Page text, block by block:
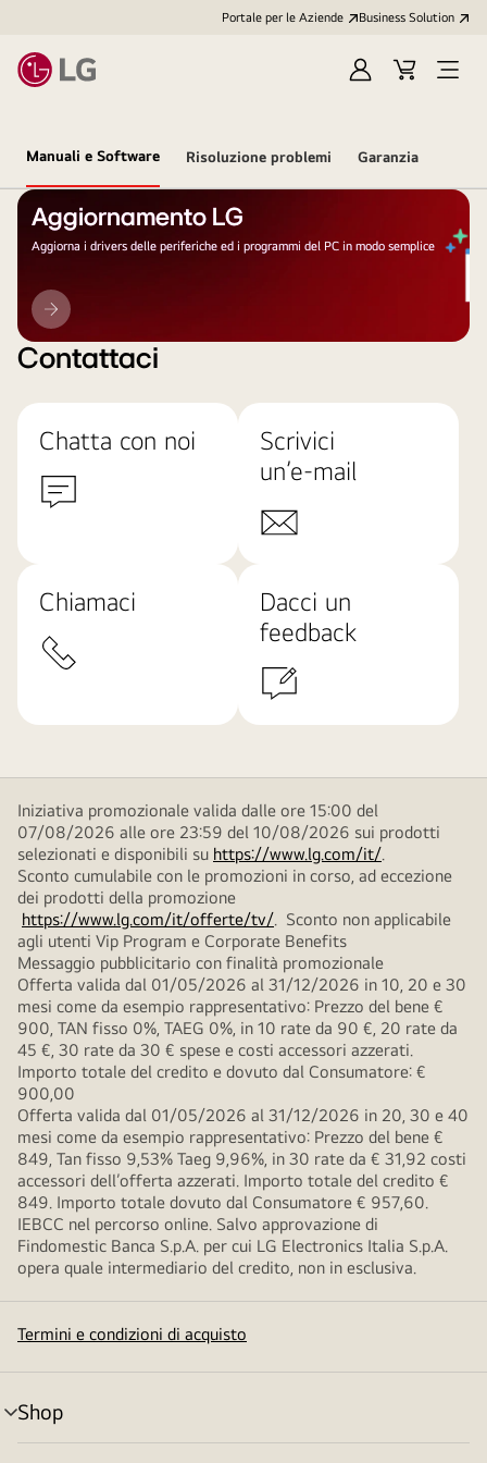
Portale per le Aziende Business Solution
AccediCart
Open
Manuali e Software Risoluzione problemi Garanzia
Aggiornamento LG
Aggiorna i drivers delle periferiche ed i programmi del PC in modo semplice
Aggiornamento
LG
Contattaci
Chatta con noi
Scrivici
un’e-mail
Chiamaci
Dacci un
feedback
Iniziativa promozionale valida dalle ore 15:00 del
07/08/2026 alle ore 23:59 del 10/08/2026 sui prodotti
selezionati e disponibili su https://www.lg.com/it/.
Sconto cumulabile con le promozioni in corso, ad eccezione
dei prodotti della promozione
https://www.lg.com/it/offerte/tv/. Sconto non applicabile
agli utenti Vip Program e Corporate Benefits
Messaggio pubblicitario con finalità promozionale
Offerta valida dal 01/05/2026 al 31/12/2026 in 10, 20 e 30
mesi come da esempio rappresentativo: Prezzo del bene €
900, TAN fisso 0%, TAEG 0%, in 10 rate da 90 €, 20 rate da
45 €, 30 rate da 30 € spese e costi accessori azzerati.
Importo totale del credito e dovuto dal Consumatore: €
900,00
Offerta valida dal 01/05/2026 al 31/12/2026 in 20, 30 e 40
mesi come da esempio rappresentativo: Prezzo del bene €
849, Tan fisso 9,53% Taeg 9,96%, in 30 rate da € 31,92 costi
accessori dell’offerta azzerati. Importo totale del credito €
849. Importo totale dovuto dal Consumatore € 957,60.
IEBCC nel percorso online. Salvo approvazione di
Findomestic Banca S.p.A. per cui LG Electronics Italia S.p.A.
opera quale intermediario del credito, non in esclusiva.
Termini e condizioni di acquisto
Shop
Attivazione
menu